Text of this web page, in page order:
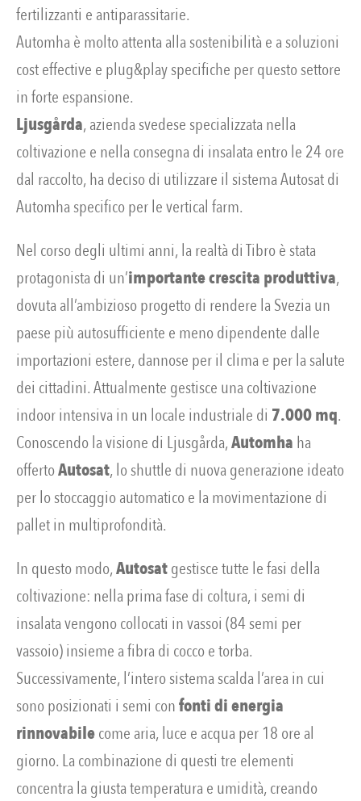
fertilizzanti e antiparassitarie.
Automha è molto attenta alla sostenibilità e a soluzioni
cost effective e plug&play specifiche per questo settore
in forte espansione.
Ljusgårda, azienda svedese specializzata nella
coltivazione e nella consegna di insalata entro le 24 ore
dal raccolto, ha deciso di utilizzare il sistema Autosat di
Automha specifico per le vertical farm.
Nel corso degli ultimi anni, la realtà di Tibro è stata
protagonista di un’importante crescita produttiva,
dovuta all’ambizioso progetto di rendere la Svezia un
paese più autosufficiente e meno dipendente dalle
importazioni estere, dannose per il clima e per la salute
dei cittadini. Attualmente gestisce una coltivazione
indoor intensiva in un locale industriale di 7.000 mq.
Conoscendo la visione di Ljusgårda,Automha ha
offertoAutosat, lo shuttle di nuova generazione ideato
per lo stoccaggio automatico e la movimentazione di
pallet in multiprofondità.
In questo modo,Autosatgestisce tutte le fasi della
coltivazione: nella prima fase di coltura, i semi di
insalata vengono collocati in vassoi (84 semi per
vassoio) insieme a fibra di cocco e torba.
Successivamente, l’intero sistema scalda l’area in cui
sono posizionati i semi confonti di energia
rinnovabilecome aria, luce e acqua per 18 ore al
giorno. La combinazione di questi tre elementi
concentra la giusta temperatura e umidità, creando